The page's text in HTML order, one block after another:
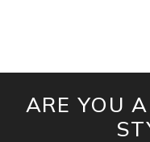
ARE YOU